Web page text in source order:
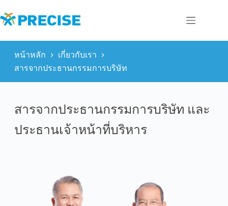
to
content
หน้าหลัก
เกี่ยวกับเรา
สารจากประธานกรรมการบริษัท
สารจากประธานกรรมการบริษัท และ
ประธานเจ้าหน้าที่บริหาร